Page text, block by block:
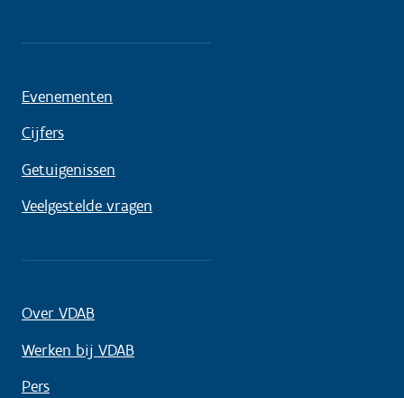
Evenementen
Cijfers
Getuigenissen
Veelgestelde vragen
Over VDAB
Werken bij VDAB
Pers